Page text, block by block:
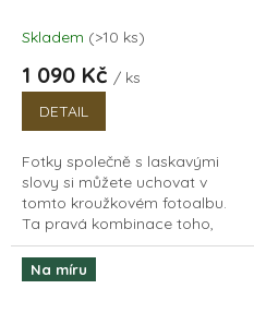
Skladem (>10 ks)
1 090 Kč / ks
DETAIL
Fotky společně s laskavými
slovy si můžete uchovat v
tomto kroužkovém fotoalbu.
Ta pravá kombinace toho,
jak vyjádřit lásku. Dřevěné
fotoalbum s kroužkovou
vazbou na...
Na míru